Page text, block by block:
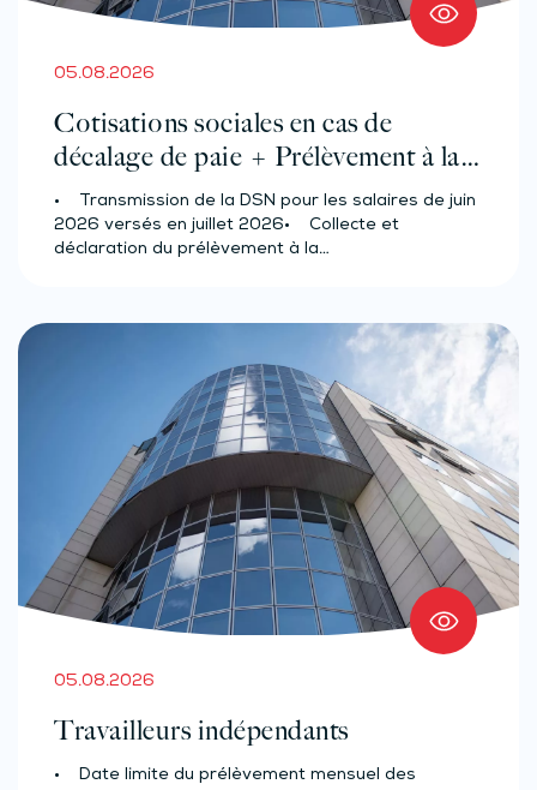
05.08.2026
Cotisations sociales en cas de
décalage de paie + Prélèvement à la
source des salariés et assimilés
(effectif d’au moins 50 salariés)
• Transmission de la DSN pour les salaires de juin
2026 versés en juillet 2026• Collecte et
déclaration du prélèvement à la…
05.08.2026
Travailleurs indépendants
• Date limite du prélèvement mensuel des